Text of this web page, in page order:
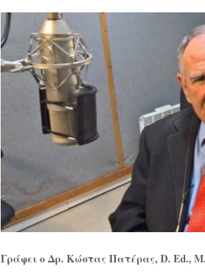
Γράφει ο Δρ. Κώστας Πατέρας,D.Ed.,M